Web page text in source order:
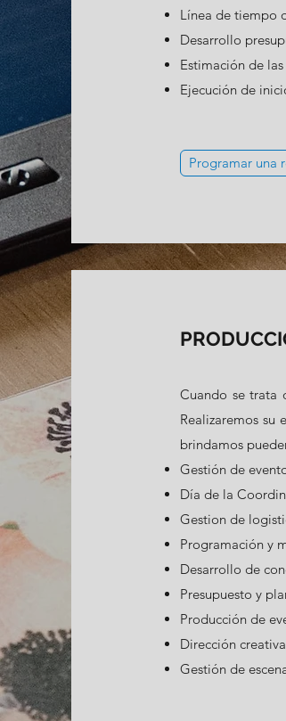
Línea de tiempo
Desarrollo
Estimación de
Ejecución de
Programar una
Cuando se trata
Realizaremos
brindamos
Gestión de
Día de la
Gestion de
Programación y
Desarrollo de
Presupuesto y
Producción de
Dirección creativa
Gestión de